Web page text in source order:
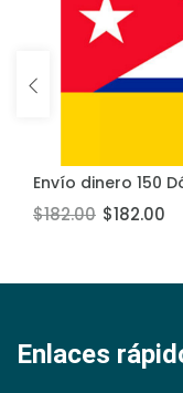
Añadir al carrito
Envío dinero 150
$182.00 $182.00
Enlaces